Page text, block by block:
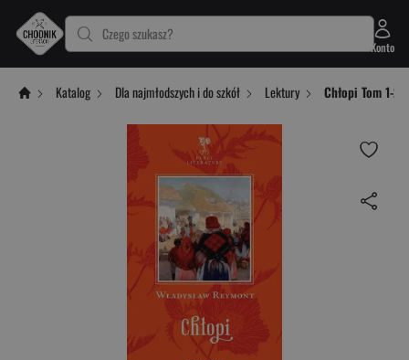
Czego szukasz?
Konto
Katalog Dla najmłodszych i do szkół Lektury Chłopi Tom 1-2